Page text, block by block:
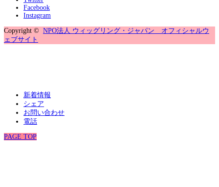
Facebook
Instagram
Copyright © NPO法人 ウィッグリング・ジャパン オフィシャルウ
ェブサイト
新着情報
シェア
お問い合わせ
電話
PAGE TOP